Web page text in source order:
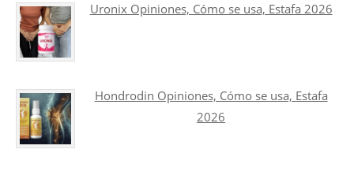
Uronix Opiniones, Cómo se usa, Estafa 2026
Hondrodin Opiniones, Cómo se usa, Estafa
2026